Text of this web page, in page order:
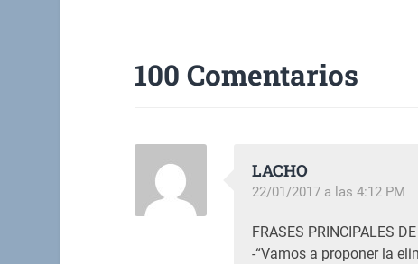
100 Comentarios
LACHO
22/01/2017 a las 4:12 PM
FRASES PRINCIPALES
-“Vamos a proponer la